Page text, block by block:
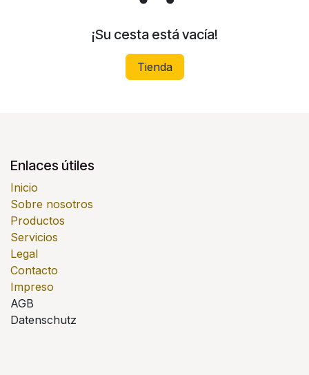
¡Su cesta está vacía!
Tienda
Enlaces útiles
Inicio
Sobre nosotros
Productos
Servicios
Legal
Contacto
Impreso
AGB
Datenschutz